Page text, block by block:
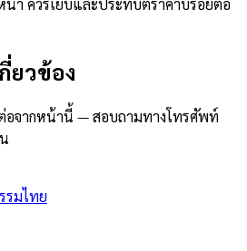
น้า ควรเย็บและประทับตราคาบรอยต่อ
ยวข้อง
อจากหน้านี้ — สอบถามทางโทรศัพท์
รมไทย